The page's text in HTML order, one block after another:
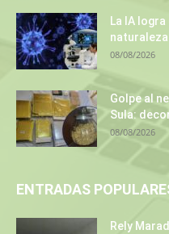
La IA
naturaleza
08/08/2026
Golpe al
Sula:
08/08/2026
ENTRADAS
Rely